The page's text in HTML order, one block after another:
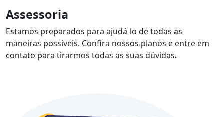
Assessoria
Estamos preparados para ajudá-lo de todas as
maneiras possíveis. Confira nossos planos e entre em
contato para tirarmos todas as suas dúvidas.